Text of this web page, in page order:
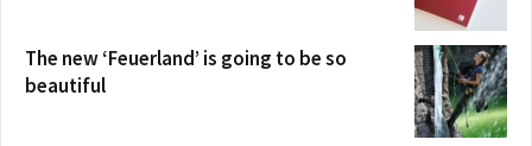
The new ‘Feuerland’ is going to be so
beautiful